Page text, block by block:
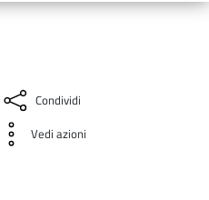
Condividi
Vedi azioni